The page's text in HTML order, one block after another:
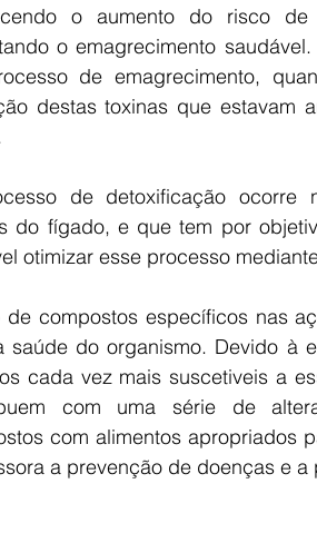
o aumento do risco de
o emagrecimento
de emagrecimento,
destas toxinas que estavam
de detoxificação ocorre
do fígado, e que tem por
otimizar esse processo
de compostos específicos nas
saúde do organismo. Devido à
cada vez mais suscetiveis a
com uma série de
com alimentos apropriados
a prevenção de doenças e